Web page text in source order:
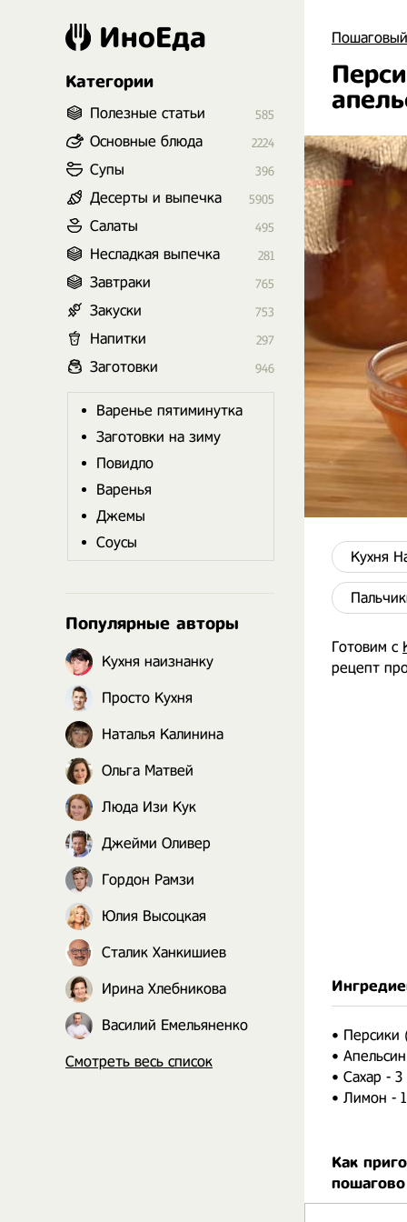
Кухня
Готовим с
рецепт
•
•
• Сахар -
• Лимон -
Как
пошагово
ИноЕда
Категории
Полезные статьи 585
Основные блюда 2224
Супы 396
Десерты и выпечка 5905
Салаты 495
Несладкая выпечка 281
Завтраки 765
Закуски 753
Напитки 297
Заготовки 946
Варенье пятиминутка
Заготовки на зиму
Повидло
Варенья
Джемы
Соусы
Популярные авторы
Кухня наизнанку
Просто Кухня
Наталья Калинина
Ольга Матвей
Люда Изи Кук
Джейми Оливер
Гордон Рамзи
Юлия Высоцкая
Сталик Ханкишиев
Ирина Хлебникова
Василий Емельяненко
Смотреть весь список